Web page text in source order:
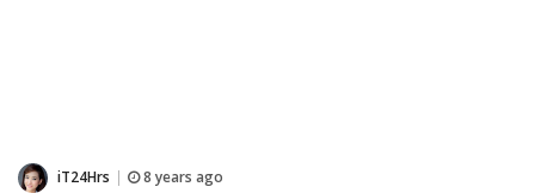
iT24Hrs 8 years ago